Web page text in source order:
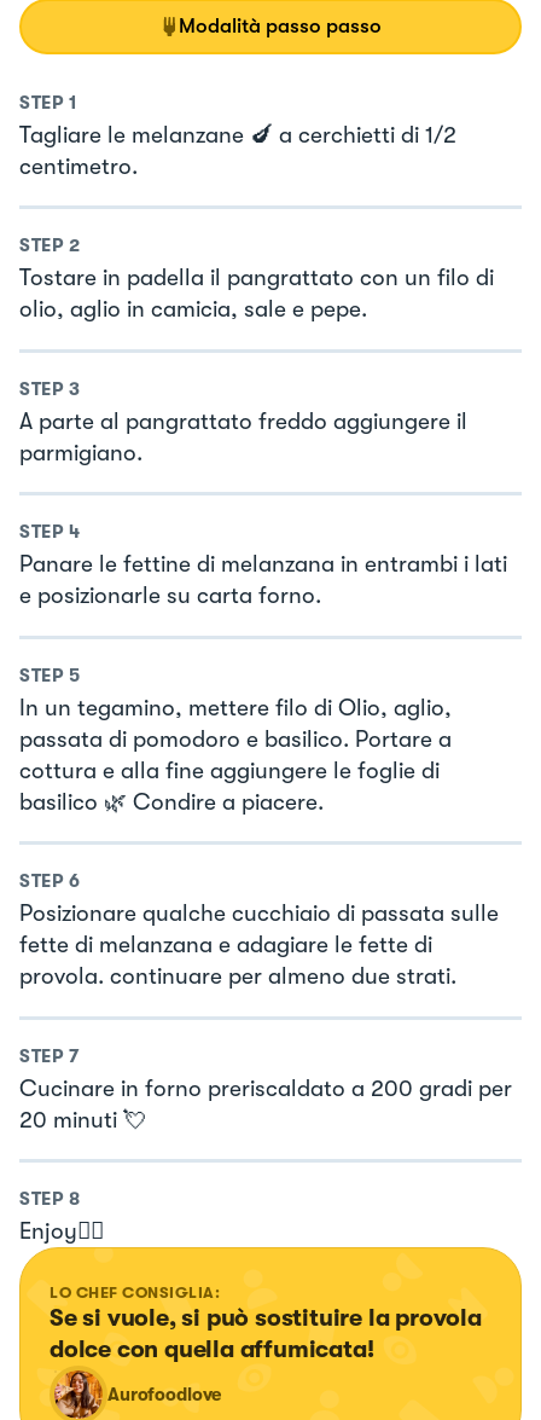
Modalità passo passo
STEP 1
Tagliare le melanzane 🍆 a cerchietti di 1/2
centimetro.
STEP 2
Tostare in padella il pangrattato con un filo di
olio, aglio in camicia, sale e pepe.
STEP 3
A parte al pangrattato freddo aggiungere il
parmigiano.
STEP 4
Panare le fettine di melanzana in entrambi i lati
e posizionarle su carta forno.
STEP 5
In un tegamino, mettere filo di Olio, aglio,
passata di pomodoro e basilico. Portare a
cottura e alla fine aggiungere le foglie di
basilico 🌿 Condire a piacere.
STEP 6
Posizionare qualche cucchiaio di passata sulle
fette di melanzana e adagiare le fette di
provola. continuare per almeno due strati.
STEP 7
Cucinare in forno preriscaldato a 200 gradi per
20 minuti 💘
STEP 8
Enjoy❤️‍🔥
LO CHEF CONSIGLIA:
Se si vuole, si può sostituire la provola
dolce con quella affumicata!
Aurofoodlove